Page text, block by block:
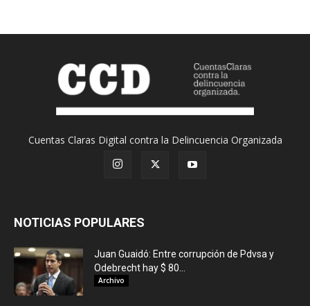
Cuentas Claras Digital contra la Delincuencia Organizada
NOTICIAS POPULARES
Juan Guaidó: Entre corrupción de Pdvsa y
Odebrecht hay $ 80...
Archivo